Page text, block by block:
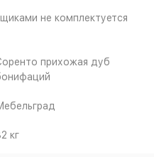
не комплектуется
прихожая дуб
кг